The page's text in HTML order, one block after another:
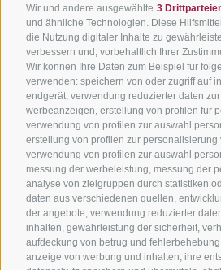
Wir und andere ausgewählte 3
und ähnliche Technologien. Diese
die Nutzung digitaler Inhalte zu
verbessern und, vorbehaltlich Ihrer
Wir können Ihre Daten zum Beispiel für
verwenden: speichern von oder zugriff auf
endgerät, verwendung reduzierter daten
werbeanzeigen, erstellung von profilen für
verwendung von profilen zur auswahl
erstellung von profilen zur personalisierung
verwendung von profilen zur auswahl
messung der werbeleistung, messung der
analyse von zielgruppen durch statistiken
daten aus verschiedenen quellen,
der angebote, verwendung reduzierter
inhalten, gewährleistung der sicherheit,
aufdeckung von betrug und
anzeige von werbung und inhalten, ihre
SÜDTIROL
Hotels & Pakete
Urlaubspakete
Unsere Gutscheine
Hot Deals
Bike & Work
Südtirol
Südtirol
Radwege
Bikeshops
Bike-